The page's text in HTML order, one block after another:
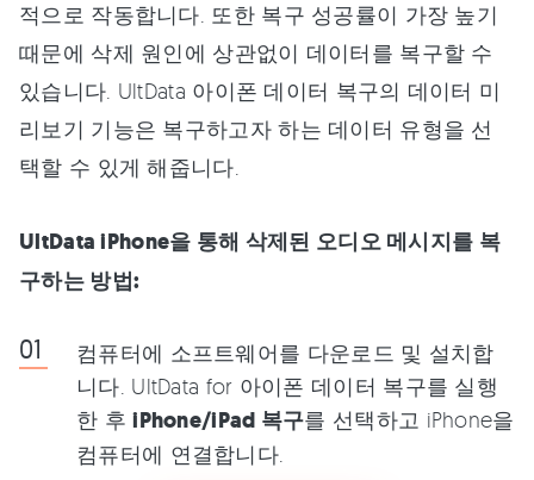
적으로 작동합니다. 또한 복구 성공률이 가장 높기
때문에 삭제 원인에 상관없이 데이터를 복구할 수
있습니다. UltData 아이폰 데이터 복구의 데이터 미
리보기 기능은 복구하고자 하는 데이터 유형을 선
택할 수 있게 해줍니다.
UltData iPhone을 통해 삭제된 오디오 메시지를 복
구하는 방법:
컴퓨터에 소프트웨어를 다운로드 및 설치합
니다. UltData for 아이폰 데이터 복구를 실행
한 후iPhone/iPad 복구를 선택하고 iPhone을
컴퓨터에 연결합니다.